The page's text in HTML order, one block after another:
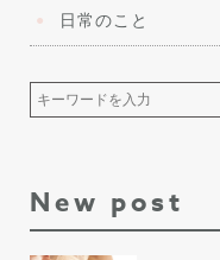
日常のこと
New post